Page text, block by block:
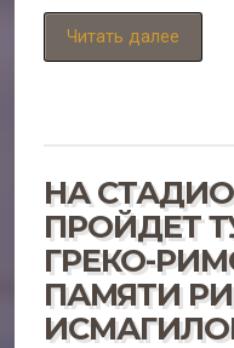
Читать далее
НА
ПРОЙДЕТ
ГРЕКО-
ПАМЯТИ